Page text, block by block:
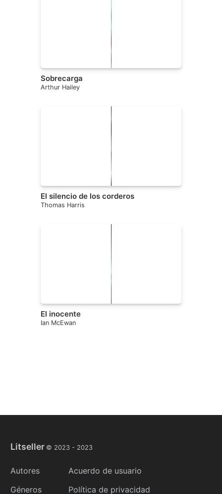
Sobrecarga
Arthur Hailey
El silencio de los corderos
Thomas Harris
El inocente
Ian McEwan
Litseller © 2023 - 2023
Autores
Géneros
Acuerdo de usuario
Política de privacidad